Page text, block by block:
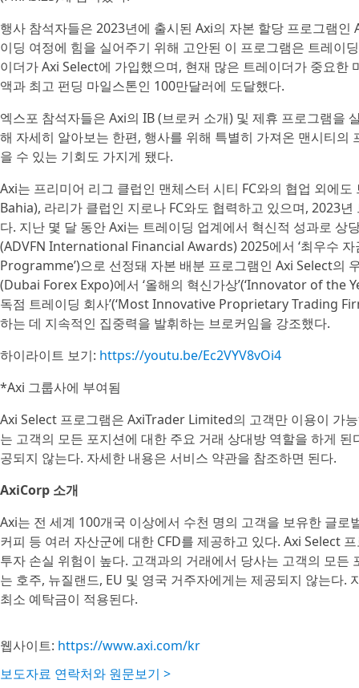
행사 참석자들은 2023년에 출시된 Axi의 자본 할당 프로그램
이딩 여정에 힘을 실어주기 위해 고안된 이 프로그램은 트레이
이더가 Axi Select에 가입했으며, 현재 많은 트레이더가 중요
액과 최고 펀딩 마일스톤인 100만달러에 도달했다.
엑스포 참석자들은 Axi의 IB (브로커 소개) 및 제휴 프로그램을
해 자세히 알아보는 한편, 행사를 위해 특별히 가져온 맨시티
을 수 있는 기회도 가지게 됐다.
Axi는 프리미어 리그 클럽인 맨체스터 시티 FC와의 협업 외에
Bahia), 라리가 클럽인 지로나 FC와도 협력하고 있으며, 2023
다. 지난 몇 달 동안 Axi는 트레이딩 업계에서 혁신적 성과로 상
(ADVFN International Financial Awards) 2025에서 ‘최우수
Programme’)으로 선정돼 자본 배분 프로그램인 Axi Select의
(Dubai Forex Expo)에서 ‘올해의 혁신가상’(‘Innovator of the
독점 트레이딩 회사’(‘Most Innovative Proprietary Trading
하는 데 지속적인 집중력을 발휘하는 브로커임을 강조했다.
하이라이트 보기: https://youtu.be/Ec2VYV8vOi4
*Axi 그룹사에 부여됨
Axi Select 프로그램은 AxiTrader Limited의 고객만 이용이 가
는 고객의 모든 포지션에 대한 주요 거래 상대방 역할을 하게
공되지 않는다. 자세한 내용은 서비스 약관을 참조하면 된다.
AxiCorp 소개
Axi는 전 세계 100개국 이상에서 수천 명의 고객을 보유한 글로
커피 등 여러 자산군에 대한 CFD를 제공하고 있다. Axi Select
투자 손실 위험이 높다. 고객과의 거래에서 당사는 고객의 모
는 호주, 뉴질랜드, EU 및 영국 거주자에게는 제공되지 않는다
최소 예탁금이 적용된다.
웹사이트: https://www.axi.com/kr
보도자료 연락처와 원문보기 >